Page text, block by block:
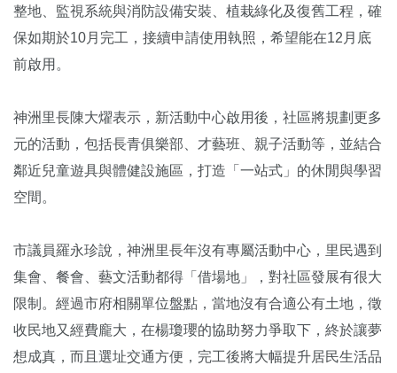
整地、監視系統與消防設備安裝、植栽綠化及復舊工程，確
保如期於10月完工，接續申請使用執照，希望能在12月底
前啟用。
神洲里長陳大燿表示，新活動中心啟用後，社區將規劃更多
元的活動，包括長青俱樂部、才藝班、親子活動等，並結合
鄰近兒童遊具與體健設施區，打造「一站式」的休閒與學習
空間。
市議員羅永珍說，神洲里長年沒有專屬活動中心，里民遇到
集會、餐會、藝文活動都得「借場地」，對社區發展有很大
限制。經過市府相關單位盤點，當地沒有合適公有土地，徵
收民地又經費龐大，在楊瓊瓔的協助努力爭取下，終於讓夢
想成真，而且選址交通方便，完工後將大幅提升居民生活品